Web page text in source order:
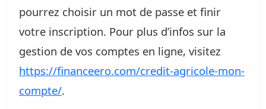
pourrez choisir un mot de passe et finir
votre inscription. Pour plus d’infos sur la
gestion de vos comptes en ligne, visitez
https://financeero.com/credit-agricole-mon-
compte/.